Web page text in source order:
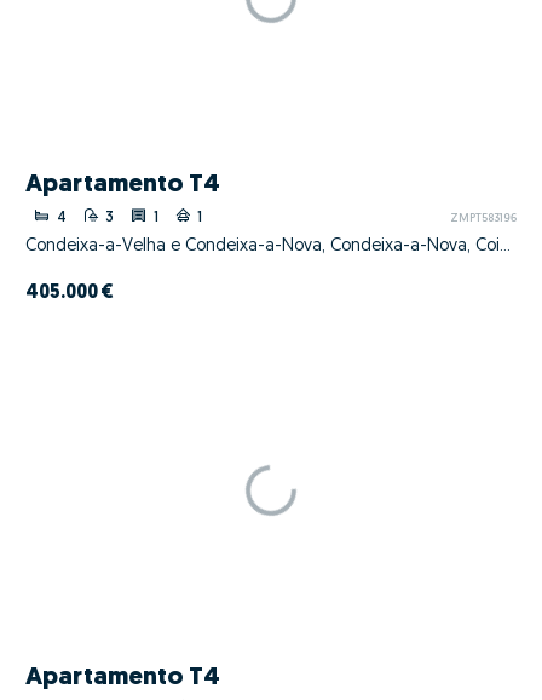
Apartamento T4
4 3 1 1 ZMPT583196
Condeixa-a-Velha e Condeixa-a-Nova, Condeixa-a-Nova, Coimbra
405.000 €
Apartamento T4